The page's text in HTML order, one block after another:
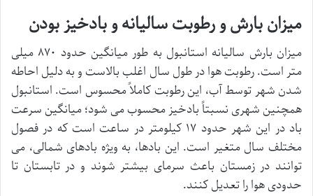
میزان بارش و رطوبت سالیانه و بادخیز بودن
میزان بارش سالیانه استانبول به طور میانگین حدود ۸۷۰ میلی
متر است. رطوبت هوا در طول سال اغلب بالاست و به دلیل احاطه
شدن شهر توسط آب، این رطوبت کاملاً محسوس است. استانبول
همچنین شهری نسبتاً بادخیز محسوب می شود؛ میانگین سرعت
باد در این شهر حدود ۱۷ کیلومتر در ساعت است که در فصول
مختلف سال متغیر است. این بادها، به ویژه بادهای شمالی، می
توانند در زمستان باعث سرمای بیشتر شوند و در تابستان تا
حدودی هوا را تعدیل کنند.